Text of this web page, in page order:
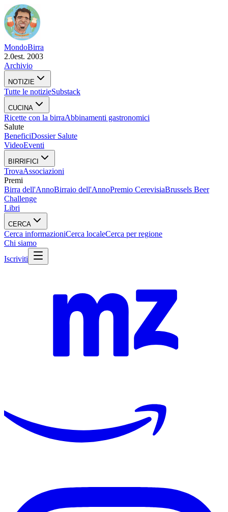
MondoBirra
2.0est. 2003
Archivio
NOTIZIE
Tutte le notizieSubstack
CUCINA
Ricette con la birraAbbinamenti gastronomici
Salute
BeneficiDossier Salute
VideoEventi
BIRRIFICI
TrovaAssociazioni
Premi
Birra dell'AnnoBirraio dell'AnnoPremio CerevisiaBrussels Beer
Challenge
Libri
CERCA
Cerca informazioniCerca localeCerca per regione
Chi siamo
Iscriviti